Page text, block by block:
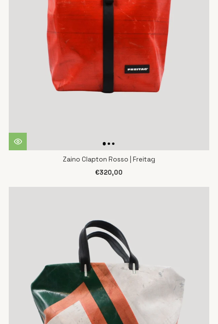
Zaino Clapton Rosso | Freitag
€320,00